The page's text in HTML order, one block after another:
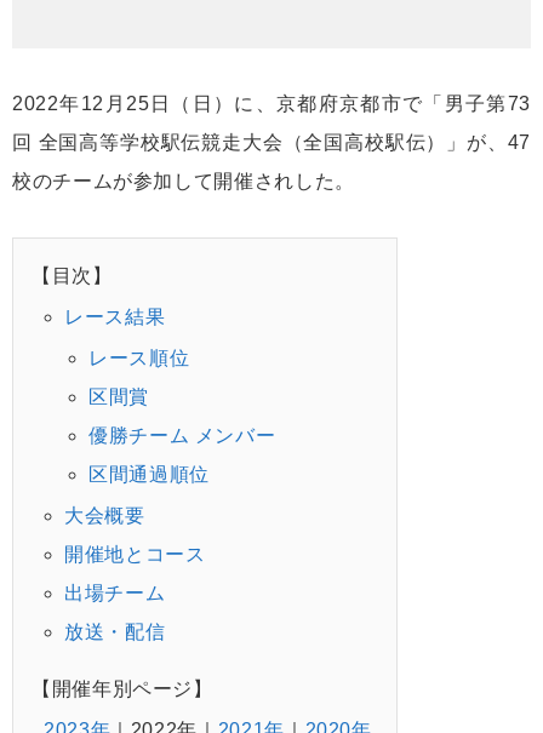
2022年12月25日（日）に、京都府京都市で「男子第73
回 全国高等学校駅伝競走大会（全国高校駅伝）」が、47
校のチームが参加して開催されした。
【目次】
レース結果
レース順位
区間賞
優勝チーム メンバー
区間通過順位
大会概要
開催地とコース
出場チーム
放送・配信
【開催年別ページ】